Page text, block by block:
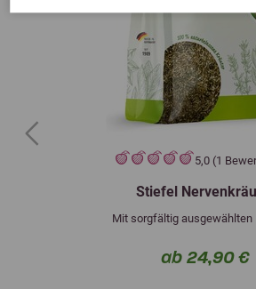
5,0 (1
Stiefel
Mit sorgfältig ausgewählten
ab 24,90 €
Previous